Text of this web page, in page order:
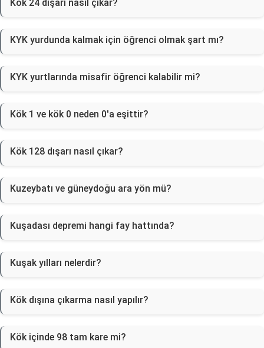
Kök 24 dışarı nasıl çıkar?
KYK yurdunda kalmak için öğrenci olmak şart mı?
KYK yurtlarında misafir öğrenci kalabilir mi?
Kök 1 ve kök 0 neden 0'a eşittir?
Kök 128 dışarı nasıl çıkar?
Kuzeybatı ve güneydoğu ara yön mü?
Kuşadası depremi hangi fay hattında?
Kuşak yılları nelerdir?
Kök dışına çıkarma nasıl yapılır?
Kök içinde 98 tam kare mi?